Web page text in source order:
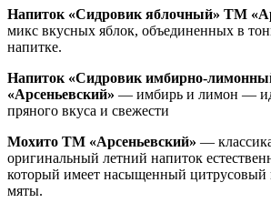
Напиток «Сидровик яблочный» ТМ
микс вкусных яблок, объединенных в
напитке.
Напиток «Сидровик имбирно-
«Арсеньевский» — имбирь и лимон —
пряного вкуса и свежести
Мохито ТМ «Арсеньевский» —
оригинальный летний напиток
который имеет насыщенный цитрусовый
мяты.